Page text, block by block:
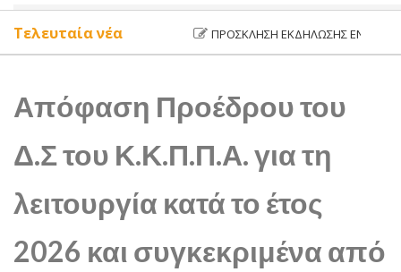
ΠΡΌΣΚΛΗΣΗ ΕΚΔΉΛΩΣΗΣ
Τελευταία νέα
Απόφαση Προέδρου του
Δ.Σ του Κ.Κ.Π.Π.Α. για τη
λειτουργία κατά το έτος
2026 και συγκεκριμένα από